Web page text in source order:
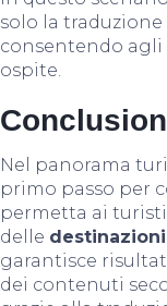
solo la
consentendo
ospite.
Nel panorama
primo passo per
permetta ai
delle
garantisce
dei contenuti